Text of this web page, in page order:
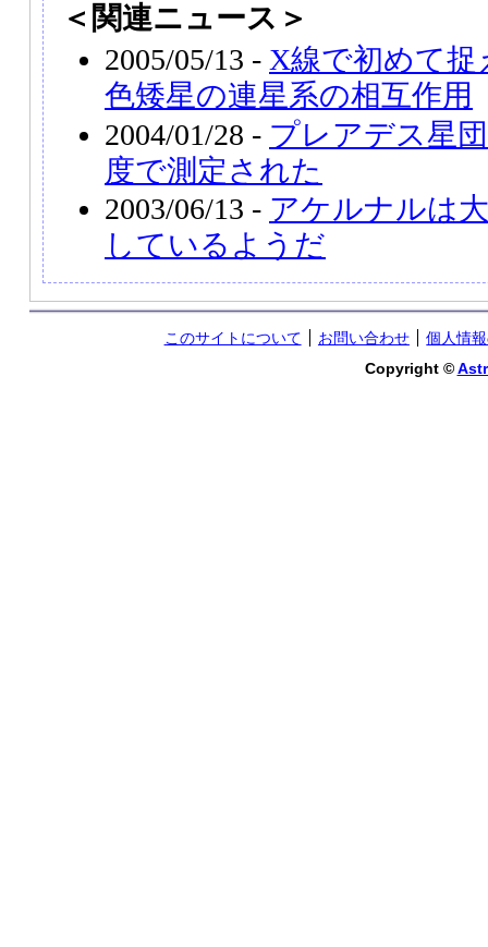
＜関連ニュース＞
2005/05/13 - X線で初めて
色矮星の連星系の相互作用
2004/01/28 - プレアデス星
度で測定された
2003/06/13 - アケルナルは
しているようだ
このサイトについて お問い合わせ
個人情
Copyright ©